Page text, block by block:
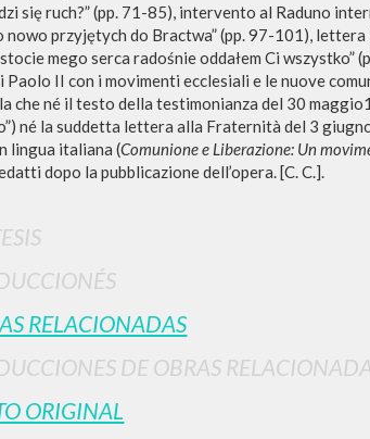
się ruch?” (pp. 71-85), intervento al Raduno
nowo przyjętych do Bractwa” (pp. 97-101),
mego serca radośnie oddałem Ci
Paolo II con i movimenti ecclesiali e le nuove
che né il testo della testimonianza del 30
né la suddetta lettera alla Fraternità del 3
lingua italiana (Comunione e Liberazione: Un
dopo la pubblicazione dell’opera. [C. C.].
RELACIONADAS
DE OBRAS
ORIGINAL
RESULTADOS SUCESIVOS
NAVEGA
Búsqueda avanzada »